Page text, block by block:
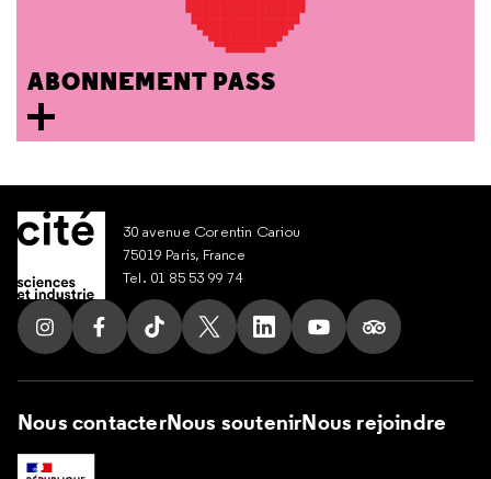
ABONNEMENT PASS
30 avenue Corentin Cariou
75019 Paris, France
Tel. 01 85 53 99 74
Suivez nous sur Instagram
Suivez nous sur Facebook
Suivez nous sur Tik Tok
Suivez nous sur X
Suivez nous sur LinkedIn
Suivez nous sur
Suivez nous
Nous contacterNous soutenirNous rejoindre